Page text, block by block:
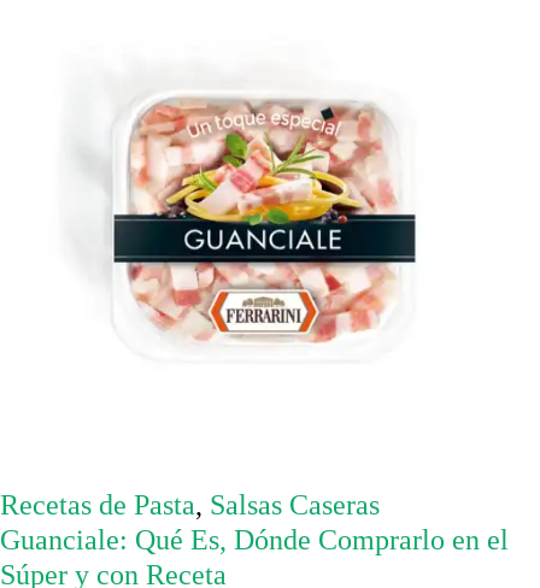
Recetas de Pasta, Salsas Caseras
Guanciale: Qué Es, Dónde Comprarlo en el
Súper y con Receta